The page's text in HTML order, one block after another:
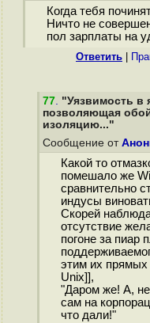
Когда тебя
Ничто не
пол зарплаты на
Ответить
77. "Уязвимость в
позволяющая
изоляцию..."
Сообщение от
Какой то
помешало же
сравнительно
индусы
Скорей
отсутствие
погоне за пиар
этим их прямых
Unix]],
"Даром же! А,
сам на
что дали!"